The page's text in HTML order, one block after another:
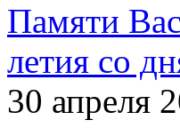
Памяти
летия со
30 апреля